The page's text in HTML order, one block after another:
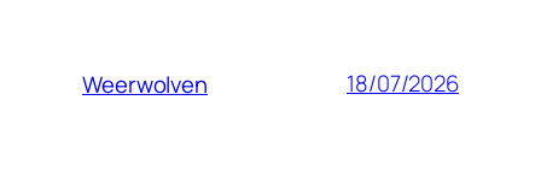
Weerwolven 18/07/2026